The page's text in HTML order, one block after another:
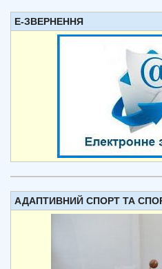
Е-ЗВЕРНЕННЯ
АДАПТИВНИЙ СПОРТ ТА